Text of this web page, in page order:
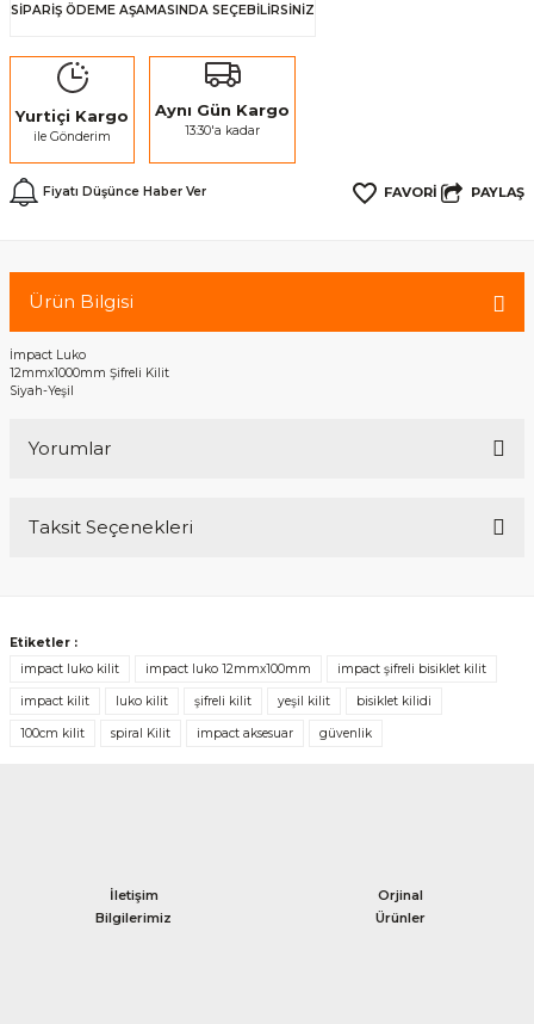
SİPARİŞ ÖDEME AŞAMASINDA SEÇEBİLİRSİNİZ
Yurtiçi Kargo
ile Gönderim
Aynı Gün Kargo
13:30'a kadar
Fiyatı Düşünce Haber Ver PAYLAŞ
Ürün Bilgisi
İmpact Luko
12mmx1000mm Şifreli Kilit
Siyah-Yeşil
Yorumlar
Taksit Seçenekleri
Etiketler :
impact luko kilit
impact luko 12mmx100mm impact şifreli bisiklet kilit
impact kilit luko kilit şifreli kilit yeşil kilit bisiklet kilidi
100cm kilit spiral Kilit impact aksesuar güvenlik
İletişim
Bilgilerimiz
Orjinal
Ürünler